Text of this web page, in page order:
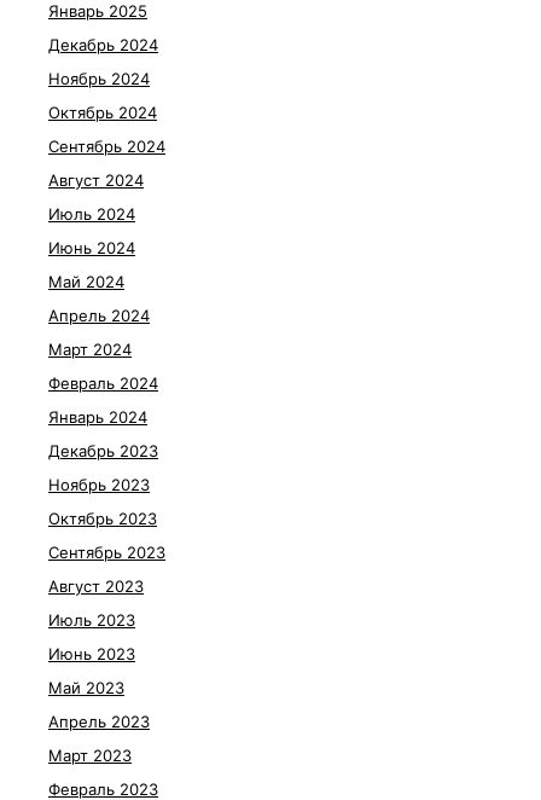
Январь 2025
Декабрь 2024
Ноябрь 2024
Октябрь 2024
Сентябрь 2024
Август 2024
Июль 2024
Июнь 2024
Май 2024
Апрель 2024
Март 2024
Февраль 2024
Январь 2024
Декабрь 2023
Ноябрь 2023
Октябрь 2023
Сентябрь 2023
Август 2023
Июль 2023
Июнь 2023
Май 2023
Апрель 2023
Март 2023
Февраль 2023